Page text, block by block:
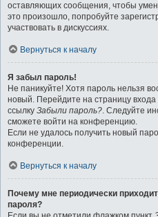
оставляющих сообщения, чтобы
это произошло, попробуйте
участвовать в дискуссиях.
Вернуться к началу
Я забыл пароль!
Не паникуйте! Хотя пароль нельзя
новый. Перейдите на страницу
ссылку Забыли пароль?. Следуйте
сможете войти на конференцию.
Если не удалось получить новый
конференции.
Вернуться к началу
Почему мне периодически
пароля?